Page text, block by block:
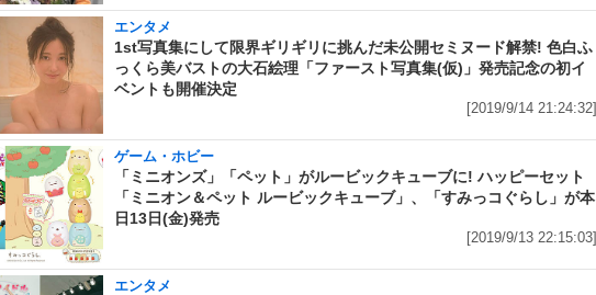
エンタメ
1st写真集にして限界ギリギリに挑んだ未公開セミヌード解禁! 色白ふ
っくら美バストの大石絵理「ファースト写真集(仮)」発売記念の初イ
ベントも開催決定
[2019/9/14 21:24:32]
ゲーム・ホビー
「ミニオンズ」「ペット」がルービックキューブに! ハッピーセット
「ミニオン＆ペット ルービックキューブ」、「すみっコぐらし」が本
日13日(金)発売
[2019/9/13 22:15:03]
エンタメ